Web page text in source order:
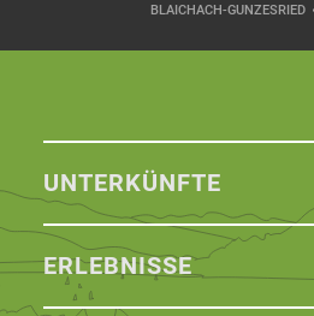
BLAICHACH-GUNZESRIED
UNTERKÜNFTE
ERLEBNISSE